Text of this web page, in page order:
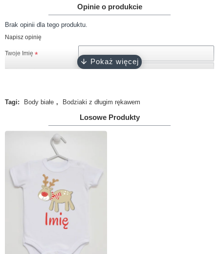
krótki, długi
Rozmiary 56, 62, 68, 74, 80, 86, 92
napy bezniklowe
Produkcja 100% polski produkt - Marka Lene
Opinie o produkcie
Brak opinii dla tego produktu.
Napisz opinię
Twoje Imię
Twoja opinia
Uwaga!HTML nie jest dopuszczony!
Tagi: Body białe , Bodziaki z długim rękawem
Losowe Produkty